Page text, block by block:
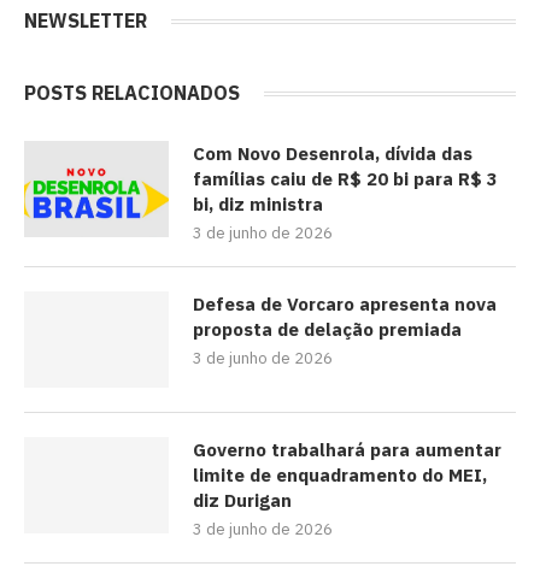
NEWSLETTER
POSTS RELACIONADOS
Com Novo Desenrola, dívida das
famílias caiu de R$ 20 bi para R$ 3
bi, diz ministra
3 de junho de 2026
Defesa de Vorcaro apresenta nova
proposta de delação premiada
3 de junho de 2026
Governo trabalhará para aumentar
limite de enquadramento do MEI,
diz Durigan
3 de junho de 2026